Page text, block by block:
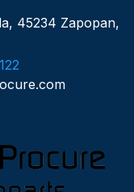
45234 Zapopan,